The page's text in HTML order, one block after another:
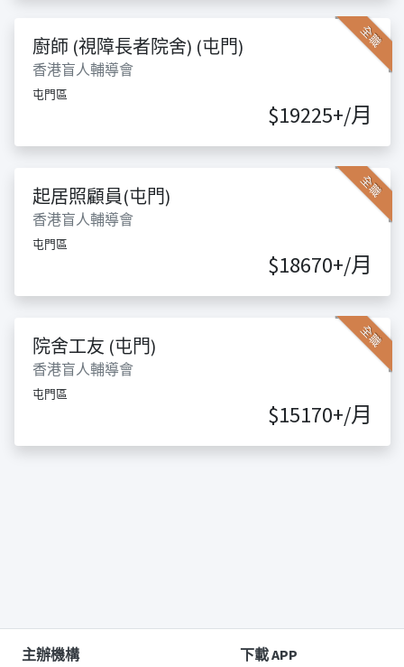
全職
廚師 (視障長者院舍) (屯門)
香港盲人輔導會
屯門區
$19225+/月
全職
起居照顧員(屯門)
香港盲人輔導會
屯門區
$18670+/月
全職
院舍工友 (屯門)
香港盲人輔導會
屯門區
$15170+/月
主辦機構 下載 APP